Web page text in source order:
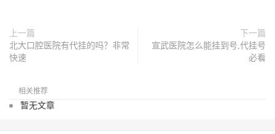
上一篇
北大口腔医院有代挂的吗？非常
快速
下一篇
宣武医院怎么能挂到号,代挂号
必看
相关推荐
暂无文章